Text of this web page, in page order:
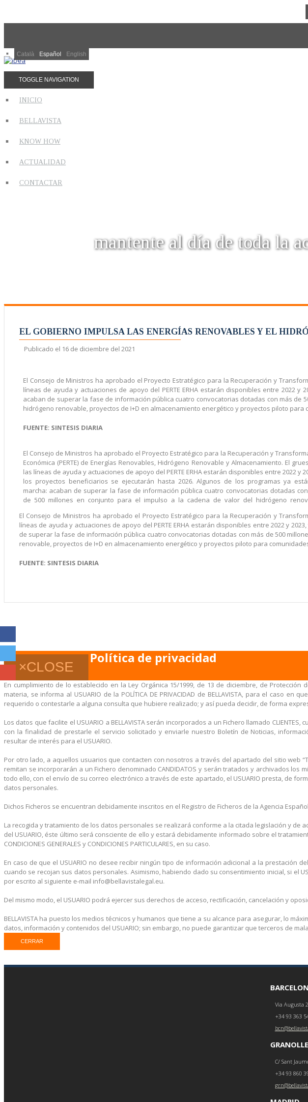
Català Español English
TOGGLE NAVIGATION
INICIO
BELLAVISTA
KNOW HOW
ACTUALIDAD
CONTACTAR
mantente al día de toda la
EL GOBIERNO IMPULSA LAS ENERGÍAS RENOVABLES Y EL
Publicado el 16 de diciembre del 2021
El Consejo de Ministros ha aprobado el Proyecto Estratégico para la Recuperación y
líneas de ayuda y actuaciones de apoyo del PERTE ERHA estarán disponibles entre 2022
acaban de superar la fase de información pública cuatro convocatorias dotadas con más
hidrógeno renovable, proyectos de I+D en almacenamiento energético y proyectos piloto para
FUENTE: SINTESIS DIARIA
El Consejo de Ministros ha aprobado el Proyecto Estratégico para la Recuperación y
Económica (PERTE) de Energías Renovables, Hidrógeno Renovable y Almacenamiento. El
las líneas de ayuda y actuaciones de apoyo del PERTE ERHA estarán disponibles entre 2022 y
los proyectos beneficiarios se ejecutarán hasta 2026. Algunos de los programas ya
marcha: acaban de superar la fase de información pública cuatro convocatorias dotadas
de 500 millones en conjunto para el impulso a la cadena de valor del hidrógeno
El Consejo de Ministros ha aprobado el Proyecto Estratégico para la Recuperación y
líneas de ayuda y actuaciones de apoyo del PERTE ERHA estarán disponibles entre 2022 y
de superar la fase de información pública cuatro convocatorias dotadas con más de 500
renovable, proyectos de I+D en almacenamiento energético y proyectos piloto para
FUENTE: SINTESIS DIARIA
×CLOSE
Política de privacidad
En cumplimiento de lo establecido en la Ley Orgánica 15/1999, de 13 de diciembre, de
materia, se informa al USUARIO de la POLÍTICA DE PRIVACIDAD de BELLAVISTA, para el caso
requerido o contestarle a alguna consulta que hubiere realizado; y así pueda decidir, de forma
Los datos que facilite el USUARIO a BELLAVISTA serán incorporados a un Fichero llamado
con la finalidad de prestarle el servicio solicitado y enviarle nuestro Boletín de Noticias,
resultar de interés para el USUARIO.
Por otro lado, a aquellos usuarios que contacten con nosotros a través del apartado del sitio web
remitan se incorporarán a un Fichero denominado CANDIDATOS y serán tratados y archivados los
todo ello, con el envío de su correo electrónico a través de este apartado, el USUARIO presta, de
datos personales.
Dichos Ficheros se encuentran debidamente inscritos en el Registro de Ficheros de la Agencia
La recogida y tratamiento de los datos personales se realizará conforme a la citada legislación y de
del USUARIO, éste último será consciente de ello y estará debidamente informado sobre el
CONDICIONES GENERALES y CONDICIONES PARTICULARES, en su caso.
En caso de que el USUARIO no desee recibir ningún tipo de información adicional a la prestación
cuando se recojan sus datos personales. Asimismo, habiendo dado su consentimiento inicial, si el
por escrito al siguiente e-mail info@bellavistalegal.eu.
Del mismo modo, el USUARIO podrá ejercer sus derechos de acceso, rectificación, cancelación y
BELLAVISTA ha puesto los medios técnicos y humanos que tiene a su alcance para asegurar, lo
datos, información y contenidos del USUARIO; sin embargo, no puede garantizar que terceros de
CERRAR
Via Augusta
+34 93 363
C/ Sant
+34 93 860